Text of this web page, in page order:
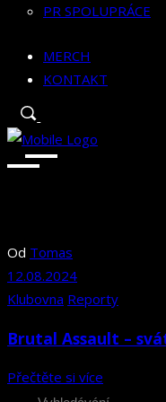
PR SPOLUPRÁCE
MERCH
KONTAKT
Od Tomas
12.08.2024
Klubovna Reporty
Brutal Assault –
Přečtěte si více